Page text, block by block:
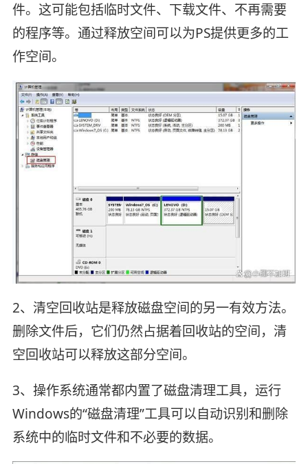
件。这可能包括临时文件、下载文件、不再需要
的程序等。通过释放空间可以为PS提供更多的工
作空间。
2、清空回收站是释放磁盘空间的另一有效方法。
删除文件后，它们仍然占据着回收站的空间，清
空回收站可以释放这部分空间。
3、操作系统通常都内置了磁盘清理工具，运行
Windows的“磁盘清理”工具可以自动识别和删除
系统中的临时文件和不必要的数据。